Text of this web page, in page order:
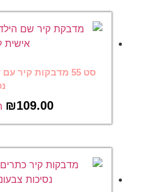
סט 55 מדבקות
₪109.00